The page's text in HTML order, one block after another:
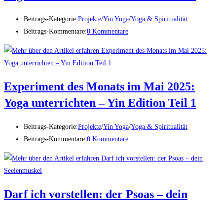
Beitrags-Kategorie:Projekte/Yin Yoga/Yoga & Spiritualität
Beitrags-Kommentare:0 Kommentare
Experiment des Monats im Mai 2025:
Yoga unterrichten – Yin Edition Teil 1
Beitrags-Kategorie:Projekte/Yin Yoga/Yoga & Spiritualität
Beitrags-Kommentare:0 Kommentare
Darf ich vorstellen: der Psoas – dein